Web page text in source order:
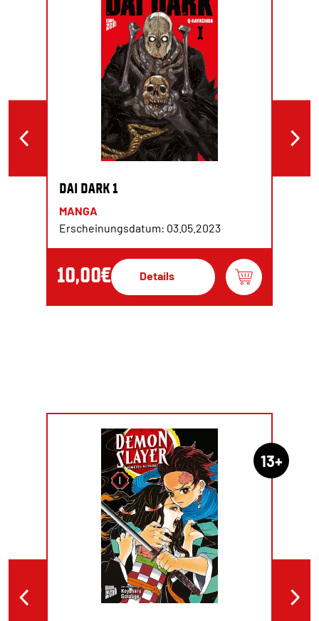
DAI DARK 1
MANGA
Erscheinungsdatum: 03.05.2023
10,00€ Details
13+